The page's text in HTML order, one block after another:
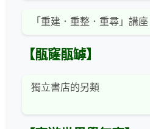
「重建．重整．重尋」講座
【瓹窿瓹罅】
獨立書店的另類